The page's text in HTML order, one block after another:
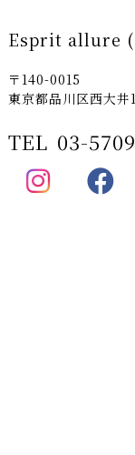
Esprit allure (
〒140-0015
東京都品川区西大
TEL 03-